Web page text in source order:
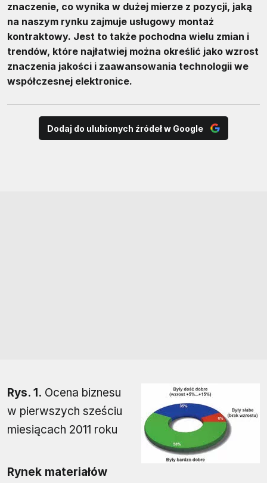
znaczenie, co wynika w dużej mierze z pozycji, jaką
na naszym rynku zajmuje usługowy montaż
kontraktowy. Jest to także pochodna wielu zmian i
trendów, które najłatwiej można określić jako wzrost
znaczenia jakości i zaawansowania technologii we
współczesnej elektronice.
Dodaj do ulubionych źródeł w Google
Rys. 1. Ocena biznesu
w pierwszych sześciu
miesiącach 2011 roku
Rynek materiałów